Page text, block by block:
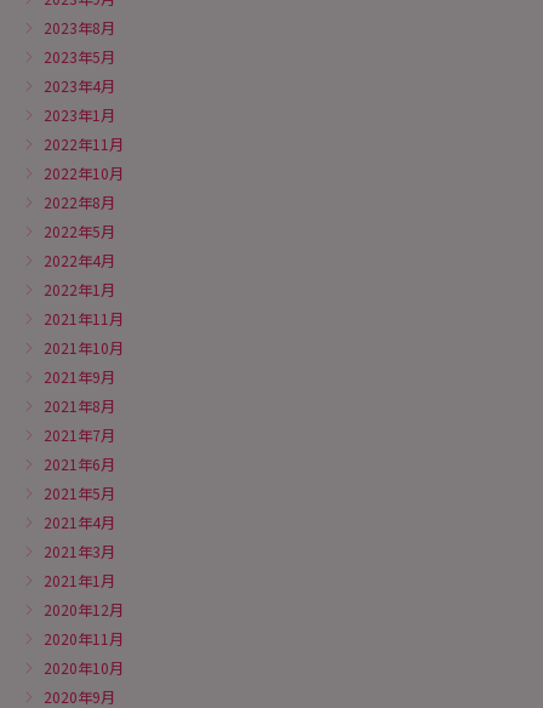
2023年8月
2023年5月
2023年4月
2023年1月
2022年11月
2022年10月
2022年8月
2022年5月
2022年4月
2022年1月
2021年11月
2021年10月
2021年9月
2021年8月
2021年7月
2021年6月
2021年5月
2021年4月
2021年3月
2021年1月
2020年12月
2020年11月
2020年10月
2020年9月